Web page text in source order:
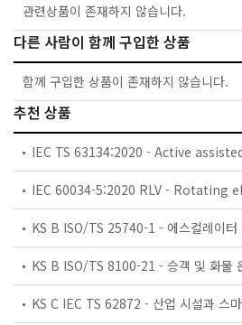
관련상품이 존재하지 않습니다.
다른 사람이 함께 구입한 상품
함께 구입한 상품이 존재하지 않습니다.
추천 상품